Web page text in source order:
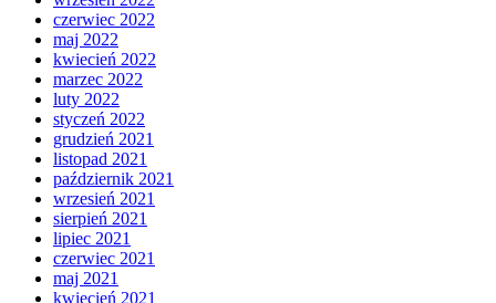
czerwiec 2022
maj 2022
kwiecień 2022
marzec 2022
luty 2022
styczeń 2022
grudzień 2021
listopad 2021
październik 2021
wrzesień 2021
sierpień 2021
lipiec 2021
czerwiec 2021
maj 2021
kwiecień 2021